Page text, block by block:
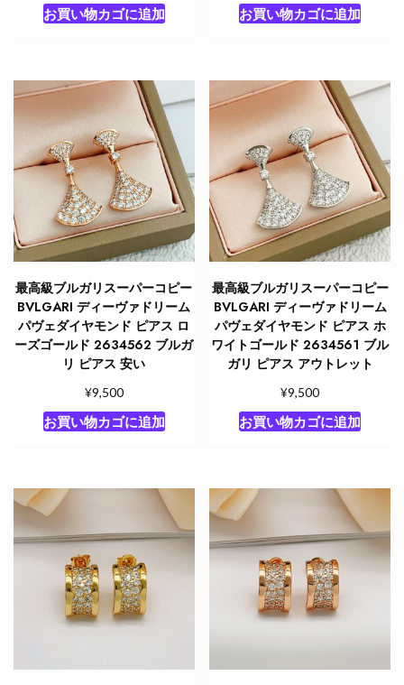
お買い物カゴに追加 お買い物カゴに追加
最高級ブルガリスーパーコピー
BVLGARI ディーヴァドリーム
パヴェダイヤモンド ピアス ロ
ーズゴールド 2634562 ブルガ
リ ピアス 安い
¥9,500
お買い物カゴに追加
最高級ブルガリスーパーコピー
BVLGARI ディーヴァドリーム
パヴェダイヤモンド ピアス ホ
ワイトゴールド 2634561 ブル
ガリ ピアス アウトレット
¥9,500
お買い物カゴに追加